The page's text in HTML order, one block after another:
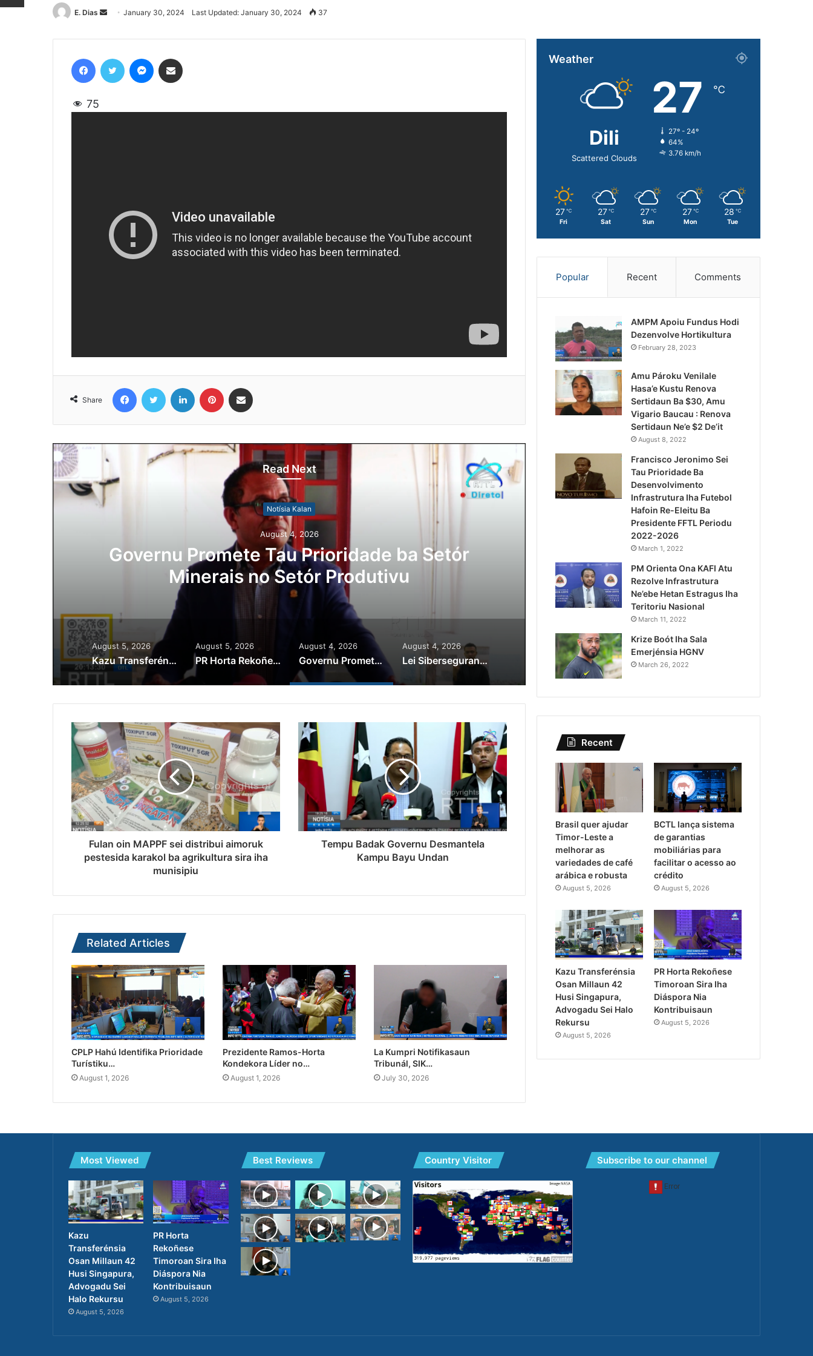
E. Dias
Send
email
January 30, 2024 Last Updated: January 30, 2024 37
75
Share
Read Next
Notísia Kalan
August 4, 2026
Governu Promete Tau Prioridade ba Setór
Minerais no Setór Produtivu
Lei Siberseguransa Ajuda
Kaptura Autór Kriminozu
Estranjeiru
August 5, 2026
Kazu Transferénsia Osan Millaun 42 Husi Singapura, Advogadu Sei Halo Rekursu
August 5, 2026
PR Horta Rekoñese Timoroan Sira Iha Diáspora Nia Kontribuisaun
August 4, 2026
Governu Promete Tau Prioridade ba Setór Minerais no Setór Produtivu
August 4, 2026
Lei Siberseguransa Ajuda Autoridade Polisiál Kaptura Autór Kriminozu ho Paradeiru Iha Estranjeiru
Fulan oin MAPPF sei distribui aimoruk
pestesida karakol ba agrikultura sira iha
munisipiu
Tempu Badak Governu Desmantela
Kampu Bayu Undan
Related Articles
CPLP Hahú Identifika Prioridade
Turístiku…
August 1, 2026
Prezidente Ramos-Horta
Kondekora Líder no…
August 1, 2026
La Kumpri Notifikasaun
Tribunál, SIK…
July 30, 2026
Weather
Dili
Scattered Clouds
27 ℃
27º - 24º
64%
3.76 km/h
27 ℃
Fri
27 ℃
Sat
27 ℃
Sun
27 ℃
Mon
28 ℃
Tue
Popular Recent Comments
AMPM Apoiu Fundus Hodi
Dezenvolve Hortikultura
February 28, 2023
Amu Pároku Venilale
Hasa’e Kustu Renova
Sertidaun Ba $30, Amu
Vigario Baucau : Renova
Sertidaun Ne’e $2 De’it
August 8, 2022
Francisco Jeronimo Sei
Tau Prioridade Ba
Desenvolvimento
Infrastrutura Iha Futebol
Hafoin Re-Eleitu Ba
Presidente FFTL Periodu
2022-2026
March 1, 2022
PM Orienta Ona KAFI Atu
Rezolve Infrastrutura
Ne’ebe Hetan Estragus Iha
Teritoriu Nasional
March 11, 2022
Krize Boót Iha Sala
Emerjénsia HGNV
March 26, 2022
Recent
Brasil quer ajudar
Timor-Leste a
melhorar as
variedades de café
arábica e robusta
August 5, 2026
BCTL lança sistema
de garantias
mobiliárias para
facilitar o acesso ao
crédito
August 5, 2026
Kazu Transferénsia
Osan Millaun 42
Husi Singapura,
Advogadu Sei Halo
Rekursu
August 5, 2026
PR Horta Rekoñese
Timoroan Sira Iha
Diáspora Nia
Kontribuisaun
August 5, 2026
Most Viewed
Kazu
Transferénsia
Osan Millaun 42
Husi Singapura,
Advogadu Sei
Halo Rekursu
August 5, 2026
PR Horta
Rekoñese
Timoroan Sira Iha
Diáspora Nia
Kontribuisaun
August 5, 2026
Best Reviews Country Visitor Subscribe to our channel